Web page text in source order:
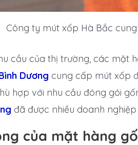
Công ty mút xốp Hà Bắc
cầu của thị trường, các mặt
Dương cung cấp mút xốp
hợp với nhu cầu đóng gói
đã được nhiều doanh
của mặt hàng